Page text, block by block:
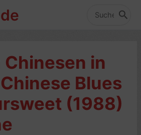
Search
in
Blues
(1988)